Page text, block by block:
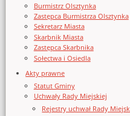
Burmistrz Olsztynka
Zastępca Burmistrza Olsztynka
Sekretarz Miasta
Skarbnik Miasta
Zastępca Skarbnika
Sołectwa i Osiedla
Akty prawne
Statut Gminy
Uchwały Rady Miejskiej
Rejestry uchwał Rady